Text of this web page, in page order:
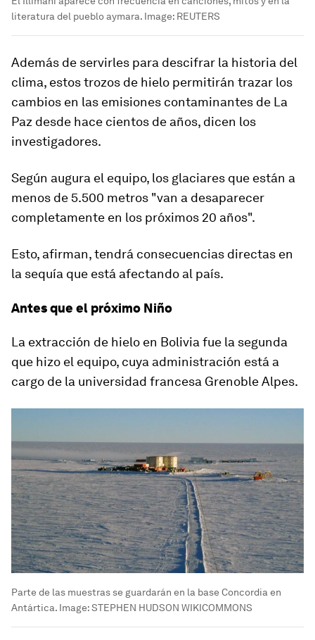
literatura del pueblo aymara. Image: REUTERS
Además de servirles para descifrar la historia del
clima, estos trozos de hielo permitirán trazar los
cambios en las emisiones contaminantes de La
Paz desde hace cientos de años, dicen los
investigadores.
Según augura el equipo, los glaciares que están a
menos de 5.500 metros "van a desaparecer
completamente en los próximos 20 años".
Esto, afirman, tendrá consecuencias directas en
la sequía que está afectando al país.
Antes que el próximo Niño
La extracción de hielo en Bolivia fue la segunda
que hizo el equipo, cuya administración está a
cargo de la universidad francesa Grenoble Alpes.
Parte de las muestras se guardarán en la base Concordia en
Antártica. Image:STEPHEN HUDSON WIKICOMMONS